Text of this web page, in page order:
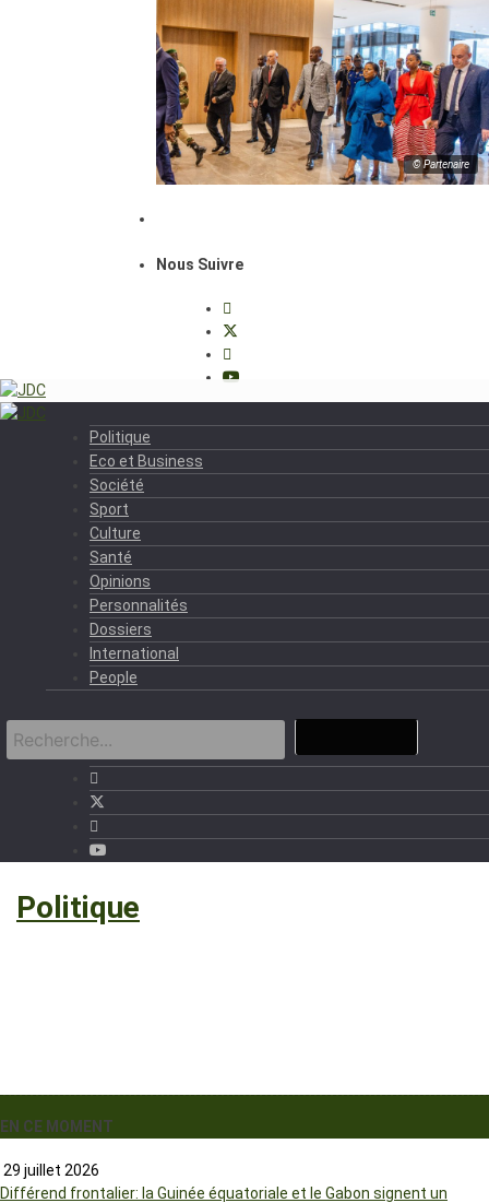
© Partenaire
Nous Suivre
Politique
Eco et Business
Société
Sport
Culture
Santé
Opinions
Personnalités
Dossiers
International
People
Politique
EN CE MOMENT
29 juillet 2026
Différend frontalier: la Guinée équatoriale et le Gabon signent un